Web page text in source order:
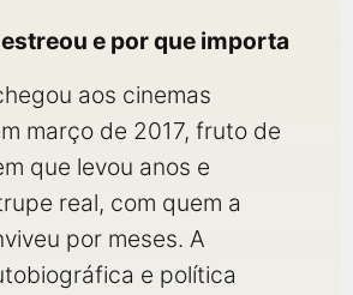
e por que importa
aos cinemas
março de 2017, fruto de
que levou anos e
real, com quem a
por meses. A
e política